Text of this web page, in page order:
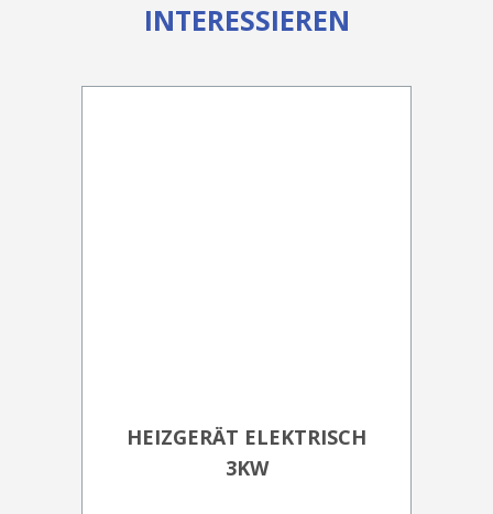
INTERESSIEREN
HEIZGERÄT ELEKTRISCH
3KW